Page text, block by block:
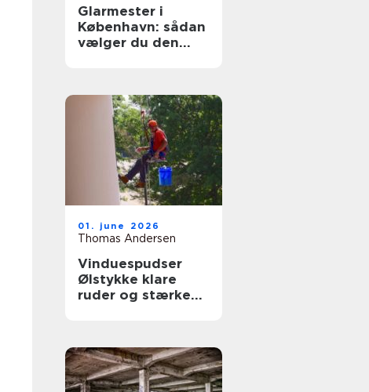
Glarmester i
København: sådan
vælger du den
01. june 2026
Thomas Andersen
Vinduespudser
Ølstykke klare
ruder og stærke